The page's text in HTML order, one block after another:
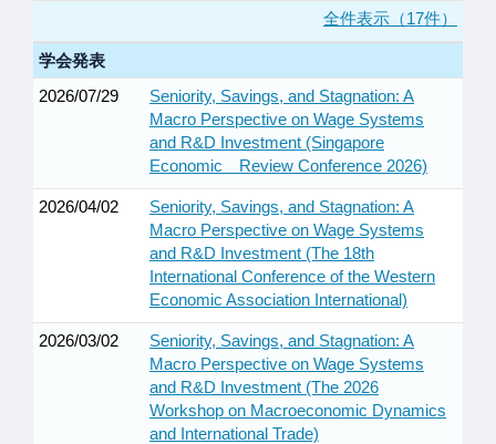
全件表示（17件）
学会発表
2026/07/29
Seniority, Savings, and Stagnation: A
Macro Perspective on Wage Systems
and R&D Investment (Singapore
Economic Review Conference 2026)
2026/04/02
Seniority, Savings, and Stagnation: A
Macro Perspective on Wage Systems
and R&D Investment (The 18th
International Conference of the Western
Economic Association International)
2026/03/02
Seniority, Savings, and Stagnation: A
Macro Perspective on Wage Systems
and R&D Investment (The 2026
Workshop on Macroeconomic Dynamics
and International Trade)